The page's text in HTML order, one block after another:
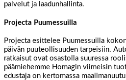
palvelut ja laadunhallinta.
Projecta Puumessuilla
Projecta esittelee Puumessuilla
päivän puuteollisuuden tarpeisiin.
ratkaisut ovat osastolla suuressa
päämiehemme Homagin viimeisin
edustaja on kertomassa